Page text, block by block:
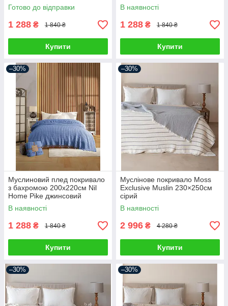
Готово до відправки
1 288 ₴ 1 840 ₴
Купити
В наявності
1 288 ₴ 1 840 ₴
Купити
–30%
Муслиновий плед покривало
з бахромою 200х220см Nil
Home Pike джинсовий
В наявності
1 288 ₴ 1 840 ₴
Купити
–30%
Муслінове покривало Moss
Exclusive Muslin 230×250см
сірий
В наявності
2 996 ₴ 4 280 ₴
Купити
–30% –30%